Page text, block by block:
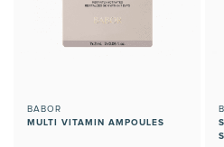
BABOR
MULTI VITAMIN AMPOULES